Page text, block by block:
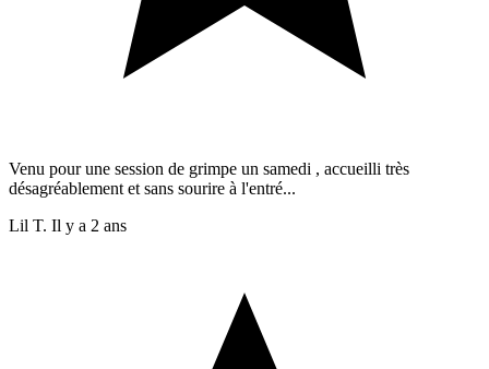
Venu pour une session de grimpe un samedi , accueilli très
désagréablement et sans sourire à l'entré...
Lil T. Il y a 2 ans